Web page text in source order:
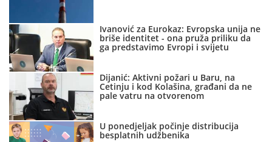
Ivanović za Eurokaz: Evropska unija ne
briše identitet - ona pruža priliku da
ga predstavimo Evropi i svijetu
Dijanić: Aktivni požari u Baru, na
Cetinju i kod Kolašina, građani da ne
pale vatru na otvorenom
U ponedjeljak počinje distribucija
besplatnih udžbenika